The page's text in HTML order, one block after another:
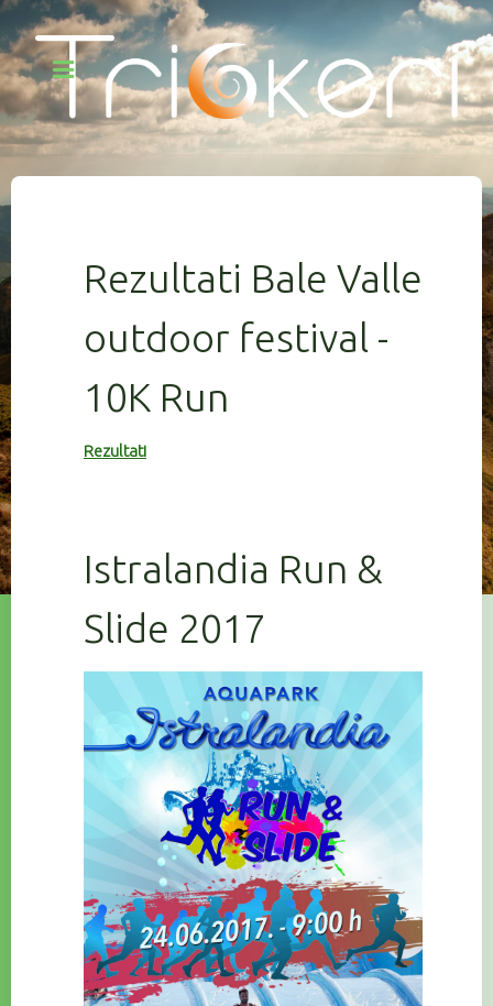
Rezultati Bale Valle
outdoor festival -
10K Run
Rezultati
Istralandia Run &
Slide 2017